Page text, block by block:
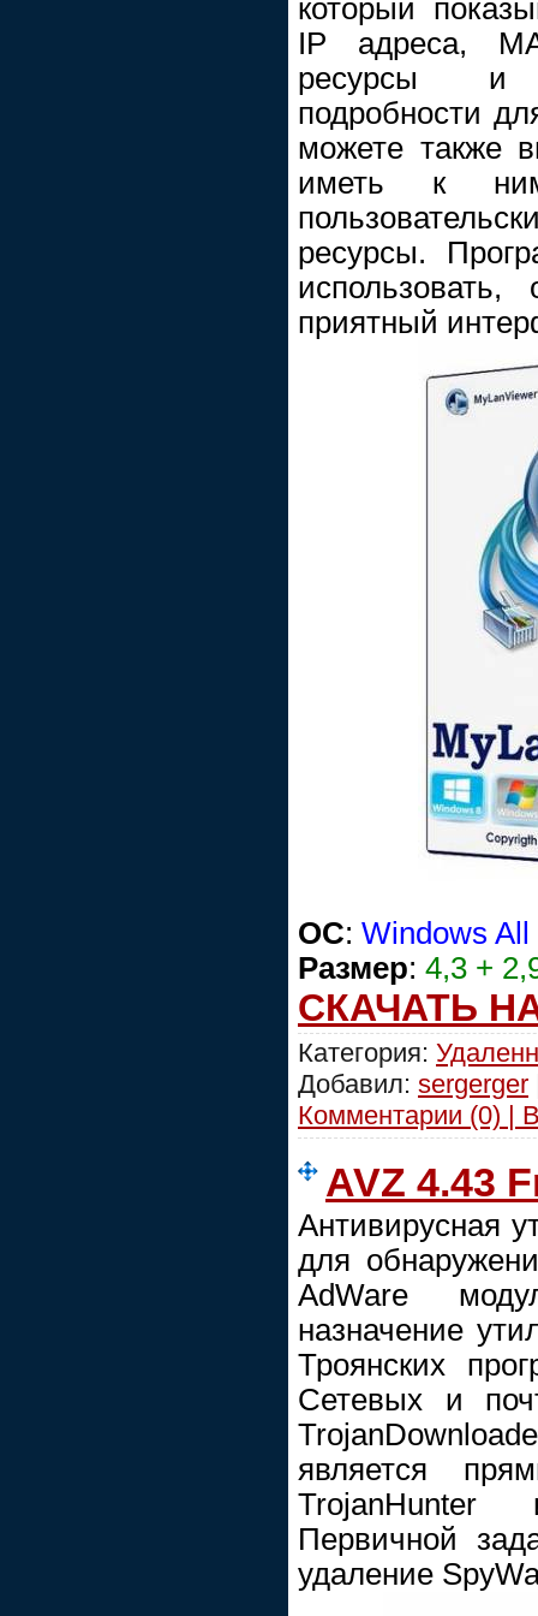
который
IP адреса,
ресурсы и
подробности
можете также
иметь к ним
ресурсы.
приятный
OC: Windows All
Размер: 4,3 +
СКАЧАТЬ
Категория:
Добавил: sergerger
Комментарии (0) |
AVZ 4.43
Антивирусная
для
AdWare
назначение
Троянских
Сетевых и
является
Первичной
удаление